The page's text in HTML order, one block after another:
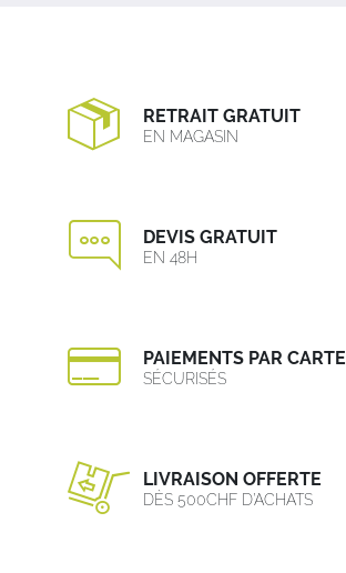
RETRAIT GRATUIT
EN MAGASIN
DEVIS GRATUIT
EN 48H
PAIEMENTS PAR CARTE
SÉCURISÉS
LIVRAISON OFFERTE
DÈS 500CHF D’ACHATS